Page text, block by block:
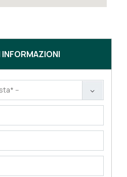
INFORMAZIONI